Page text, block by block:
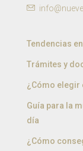
Tendencias
Trámites y
¿Cómo elegir
Guía para la
día
¿Cómo